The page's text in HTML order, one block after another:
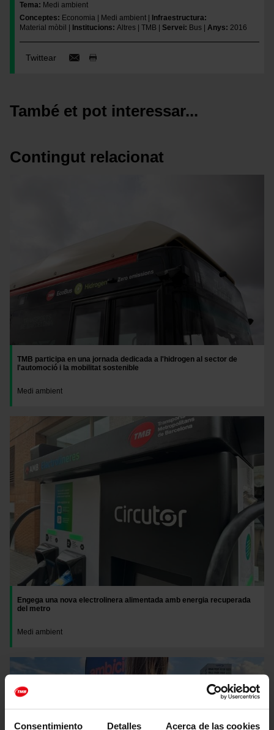
Consentimiento Detalles Acerca de las cookies
Tema
Medi ambient
Conceptes
Economia Medi ambient
Infraestructura
Material mòbil
Institucions Altres TMB Servei Bus Anys 2016
Twittear
També et pot interessar...
Contingut relacionat
TMB participa en una jornada dedicada a l'hidrogen al sector de
l'automoció i la mobilitat sostenible
Medi ambient
Engega una nova electrolinera alimentada amb energia recuperada
del metro
Medi ambient
Imatge